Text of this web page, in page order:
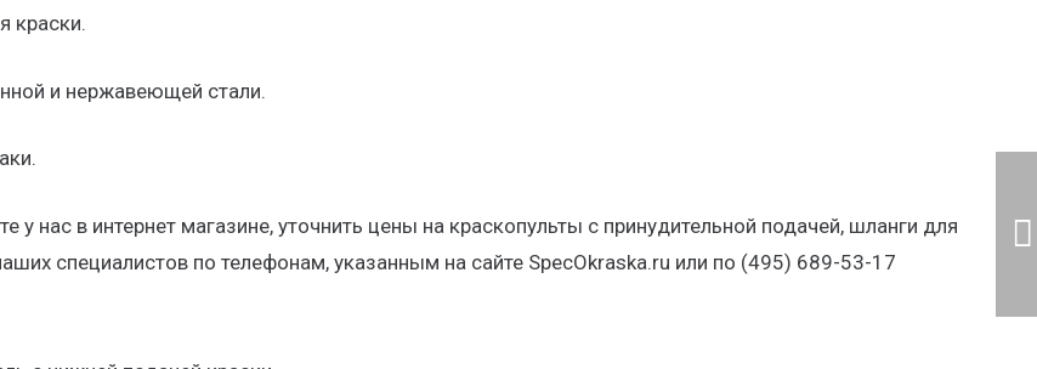
краски.
и нержавеющей стали.
у нас в интернет магазине, уточнить цены на краскопульты с принудительной подачей, шланги для
специалистов по телефонам, указанным на сайте SpecOkraska.ru или по (495) 689-53-17